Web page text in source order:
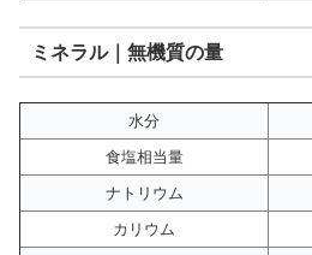
ミネラル｜無機質の量
水分
食塩相当量
ナトリウム
カリウム